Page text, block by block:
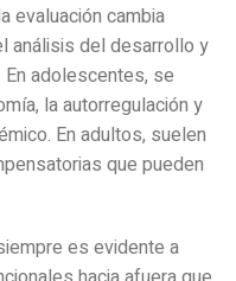
evaluación cambia
análisis del desarrollo y
adolescentes, se
la autorregulación y
En adultos, suelen
que pueden
es evidente a